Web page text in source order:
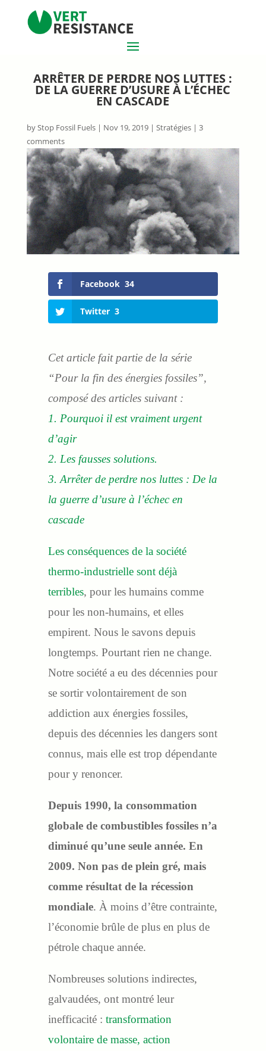
ARRÊTER DE PERDRE NOS LUTTES :
DE LA GUERRE D’USURE À L’ÉCHEC
EN CASCADE
by Stop Fossil Fuels| Nov 19, 2019| Stratégies| 3
comments
Facebook 34
Twitter 3
Cet article fait partie de la série
“Pour la fin des énergies fossiles”,
composé des articles suivant :
1. Pourquoi il est vraiment urgent
d’agir
2. Les fausses solutions.
3. Arrêter de perdre nos luttes : De la
la guerre d’usure à l’échec en
cascade
Les conséquences de la société
thermo-industrielle sont déjà
terribles, pour les humains comme
pour les non-humains, et elles
empirent. Nous le savons depuis
longtemps. Pourtant rien ne change.
Notre société a eu des décennies pour
se sortir volontairement de son
addiction aux énergies fossiles,
depuis des décennies les dangers sont
connus, mais elle est trop dépendante
pour y renoncer.
Depuis 1990, la consommation
globale de combustibles fossiles n’a
diminué qu’une seule année. En
2009. Non pas de plein gré, mais
comme résultat de la récession
mondiale. À moins d’être contrainte,
l’économie brûle de plus en plus de
pétrole chaque année.
Nombreuses solutions indirectes,
galvaudées, ont montré leur
inefficacité : transformation
volontaire de masse, action